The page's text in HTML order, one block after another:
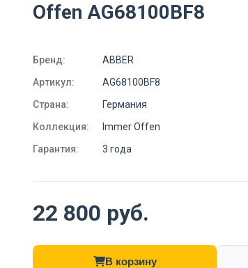
Offen AG68100BF8
Бренд:
ABBER
Артикул:
AG68100BF8
Страна:
Германия
Коллекция:
Immer Offen
Гарантия:
3 года
22 800 руб.
В корзину